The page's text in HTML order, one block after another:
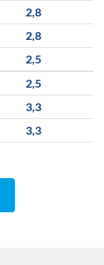
2,8
2,8
2,5
2,5
3,3
3,3